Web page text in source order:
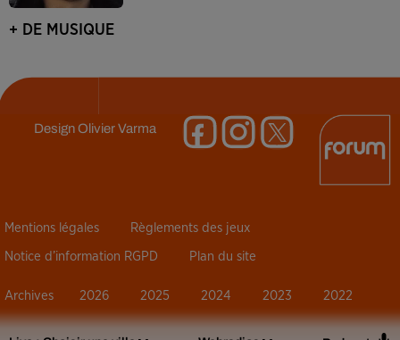
+ DE MUSIQUE
DesignOlivier Varma
Mentions légales Règlements des jeux
Notice d’information RGPD Plan du site
Archives 2026 2025 2024 2023 2022